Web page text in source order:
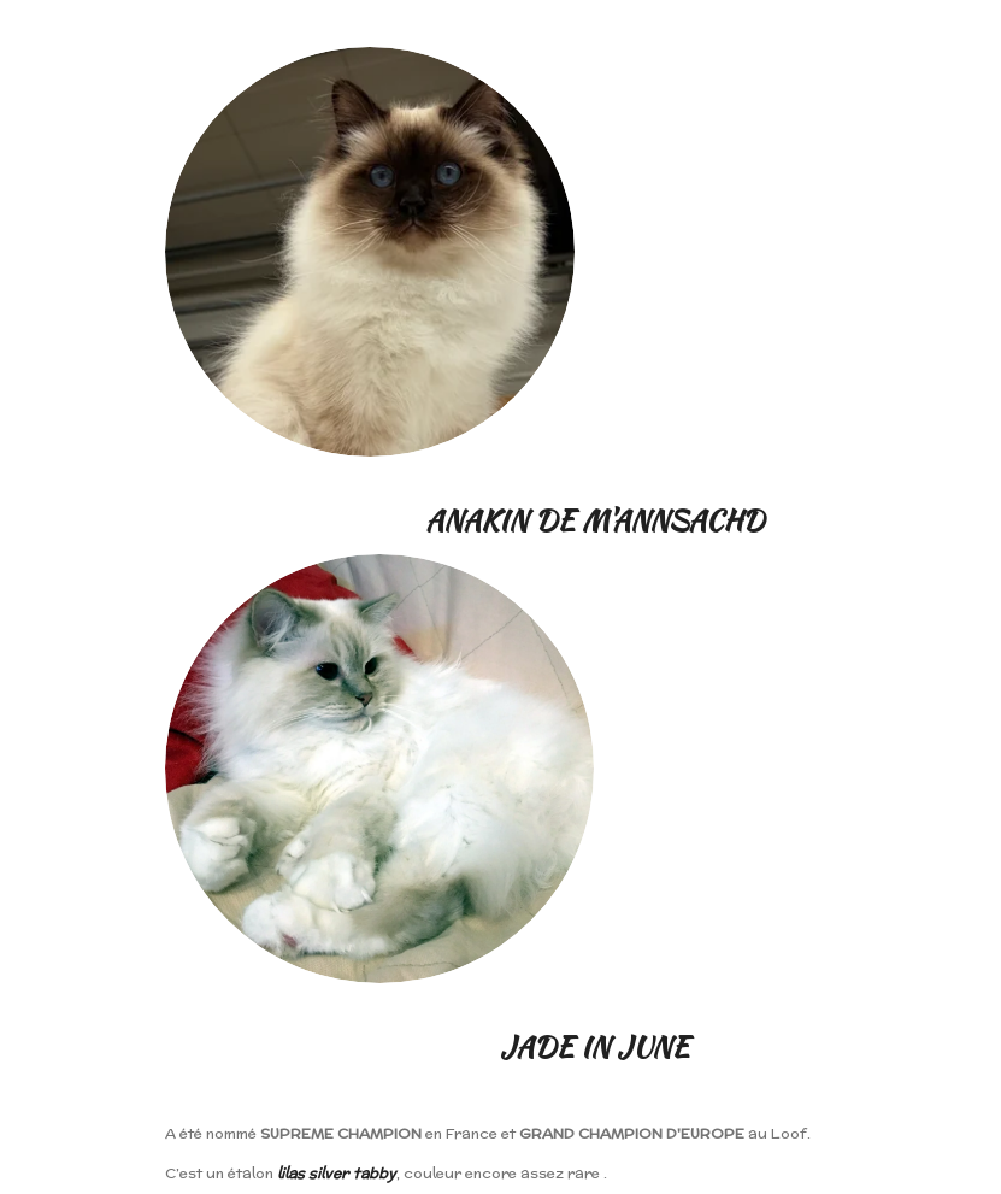
ANAKIN DE M'ANNSACHD
JADE IN JUNE
A été nommé SUPREME CHAMPIONen France etGRAND CHAMPION D'EUROPE au Loof.
C’est un étalon lilas silver tabby, couleur encore assez rare .